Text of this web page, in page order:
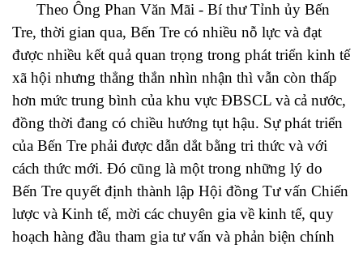
Theo Ông Phan Văn Mãi - Bí thư Tỉnh ủy Bến
Tre, thời gian qua, Bến Tre có nhiều nỗ lực và đạt
được nhiều kết quả quan trọng trong phát triển kinh tế
xã hội nhưng thẳng thắn nhìn nhận thì vẫn còn thấp
hơn mức trung bình của khu vực ĐBSCL và cả nước,
đồng thời đang có chiều hướng tụt hậu. Sự phát triển
của Bến Tre phải được dẫn dắt bằng tri thức và với
cách thức mới. Đó cũng là một trong những lý do
Bến Tre quyết định thành lập Hội đồng Tư vấn Chiến
lược và Kinh tế, mời các chuyên gia về kinh tế, quy
hoạch hàng đầu tham gia tư vấn và phản biện chính